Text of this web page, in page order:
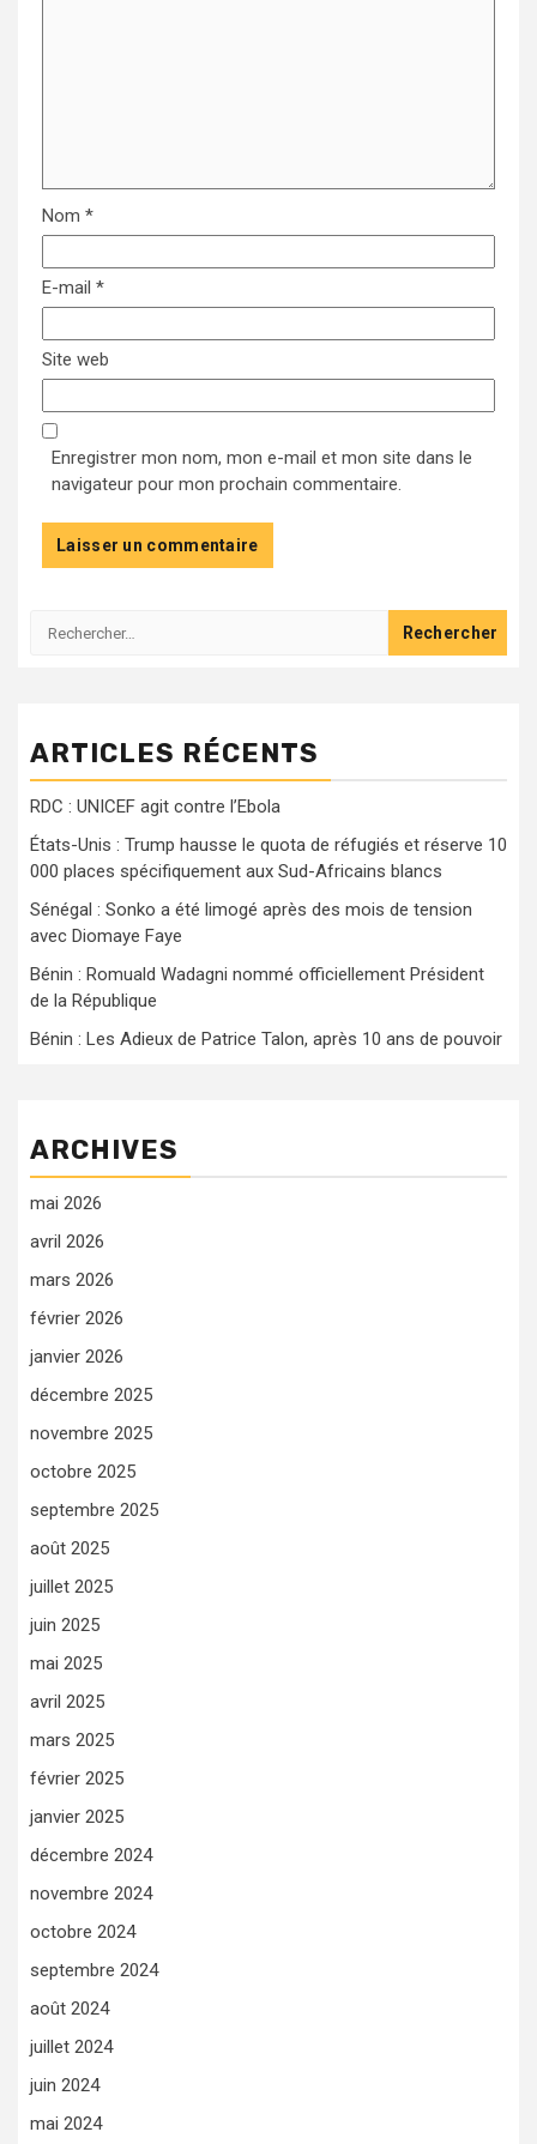
Nom *
E-mail *
Site web
Enregistrer mon nom, mon e-mail et mon site dans le
navigateur pour mon prochain commentaire.
Rechercher :
ARTICLES RÉCENTS
RDC : UNICEF agit contre l’Ebola
États-Unis : Trump hausse le quota de réfugiés et réserve 10
000 places spécifiquement aux Sud-Africains blancs
Sénégal : Sonko a été limogé après des mois de tension
avec Diomaye Faye
Bénin : Romuald Wadagni nommé officiellement Président
de la République
Bénin : Les Adieux de Patrice Talon, après 10 ans de pouvoir
ARCHIVES
mai 2026
avril 2026
mars 2026
février 2026
janvier 2026
décembre 2025
novembre 2025
octobre 2025
septembre 2025
août 2025
juillet 2025
juin 2025
mai 2025
avril 2025
mars 2025
février 2025
janvier 2025
décembre 2024
novembre 2024
octobre 2024
septembre 2024
août 2024
juillet 2024
juin 2024
mai 2024